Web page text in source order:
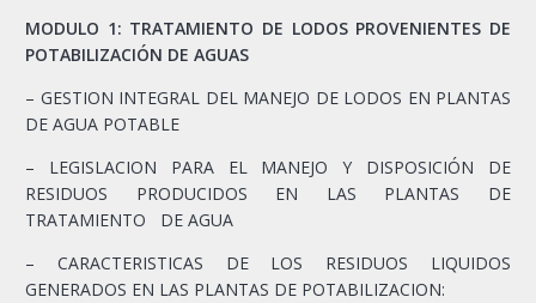
MODULO 1: TRATAMIENTO DE LODOS PROVENIENTES DE
POTABILIZACIÓN DE AGUAS
– GESTION INTEGRAL DEL MANEJO DE LODOS EN PLANTAS
DE AGUA POTABLE
– LEGISLACION PARA EL MANEJO Y DISPOSICIÓN DE
RESIDUOS PRODUCIDOS EN LAS PLANTAS DE
TRATAMIENTO DE AGUA
– CARACTERISTICAS DE LOS RESIDUOS LIQUIDOS
GENERADOS EN LAS PLANTAS DE POTABILIZACION: